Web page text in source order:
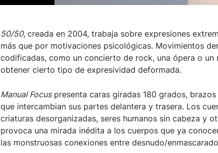
50/50, creada en 2004, trabaja sobre expresiones
más que por motivaciones psicológicas. Movimientos
codificadas, como un concierto de rock, una ópera o un
obtener cierto tipo de expresividad deformada.
Manual Focuspresenta caras giradas 180 grados,
que intercambian sus partes delantera y trasera. Los
criaturas desorganizadas, seres humanos sin cabeza y
provoca una mirada inédita a los cuerpos que ya
las monstruosas conexiones entre desnudo/